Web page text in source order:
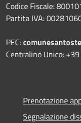
Codice Fiscale:
Partita IVA:
PEC:
Centralino Unico:
Prenotazione
Segnalazione